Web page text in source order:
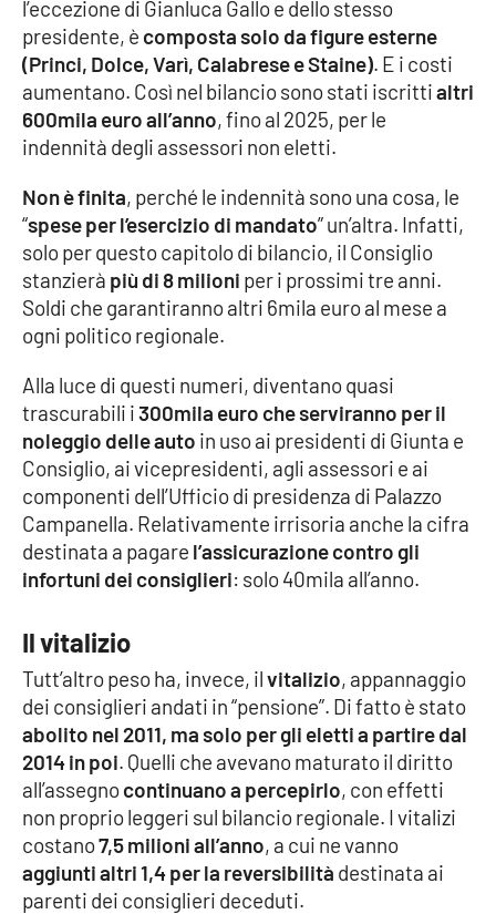
EDIZIONI
LOCALI
Catanzaro
Crotone
Vibo Valentia
Reggio Calabria
Lamezia Terme
PROGETTI
SPECIALI
Buona Sanità Calabria
LA
CALABRIAVISIONE
Destinazioni
Eventi
Food
Storie
l’eccezione di Gianluca Gallo e dello stesso
presidente, è composta solo da figure esterne
(Princi, Dolce, Varì, Calabrese e Staine). E i costi
aumentano. Così nel bilancio sono stati iscrittialtri
600mila euro all’anno, fino al 2025, per le
indennità degli assessori non eletti.
Non è finita, perché le indennità sono una cosa, le
“spese per l’esercizio di mandato” un’altra. Infatti,
solo per questo capitolo di bilancio, il Consiglio
stanzierà più di 8 milioni per i prossimi tre anni.
Soldi che garantiranno altri 6mila euro al mese a
ogni politico regionale.
Alla luce di questi numeri, diventano quasi
trascurabili i300mila euro che serviranno per il
noleggio delle auto in uso ai presidenti di Giunta e
Consiglio, ai vicepresidenti, agli assessori e ai
componenti dell’Ufficio di presidenza di Palazzo
Campanella. Relativamente irrisoria anche la cifra
destinata a pagare l’assicurazione contro gli
infortuni dei consiglieri: solo 40mila all’anno.
Il vitalizio
Tutt’altro peso ha, invece, ilvitalizio, appannaggio
dei consiglieri andati in “pensione”. Di fatto è stato
abolito nel 2011, ma solo per gli eletti a partire dal
2014 in poi. Quelli che avevano maturato il diritto
all’assegnocontinuano a percepirlo, con effetti
non proprio leggeri sul bilancio regionale. I vitalizi
costano7,5 milioni all’anno, a cui ne vanno
aggiunti altri 1,4 per la reversibilità destinata ai
parenti dei consiglieri deceduti.